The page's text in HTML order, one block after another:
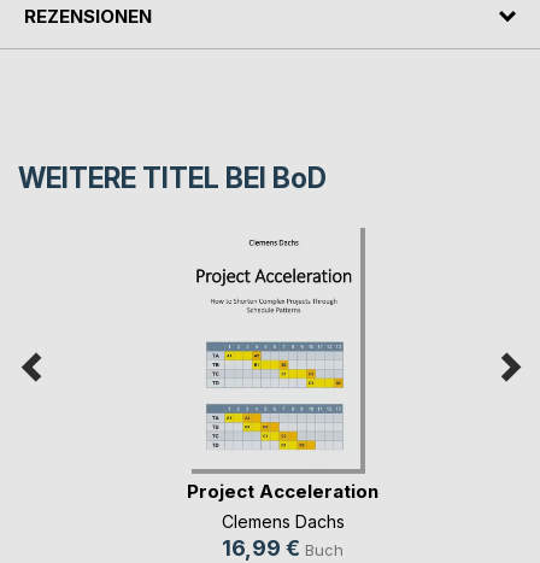
REZENSIONEN
WEITERE TITEL BEI BoD
Project Acceleration
Clemens Dachs
16,99 € Buch